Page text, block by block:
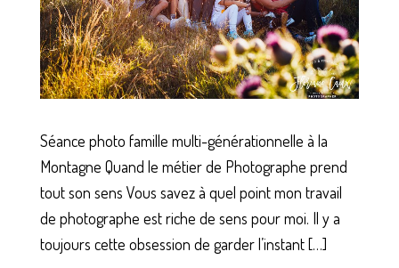
Séance photo famille multi-générationnelle à la
Montagne Quand le métier de Photographe prend
tout son sens Vous savez à quel point mon travail
de photographe est riche de sens pour moi. Il y a
toujours cette obsession de garder l’instant […]